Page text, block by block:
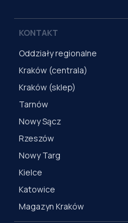
KONTAKT
Oddziały regionalne
Kraków (centrala)
Kraków (sklep)
Tarnów
Nowy Sącz
Rzeszów
Nowy Targ
Kielce
Katowice
Magazyn Kraków